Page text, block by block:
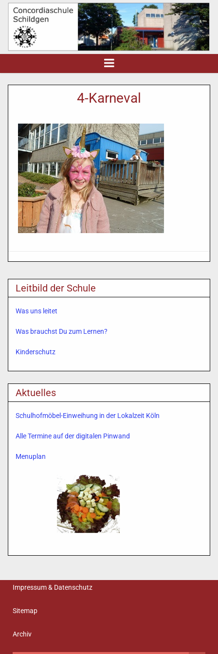
4-Karneval
Leitbild der Schule
Was uns leitet
Was brauchst Du zum Lernen?
Kinderschutz
Aktuelles
Schulhofmöbel-Einweihung in der Lokalzeit Köln
Alle Termine auf der digitalen Pinwand
Menuplan
Impressum & Datenschutz
Sitemap
Archiv